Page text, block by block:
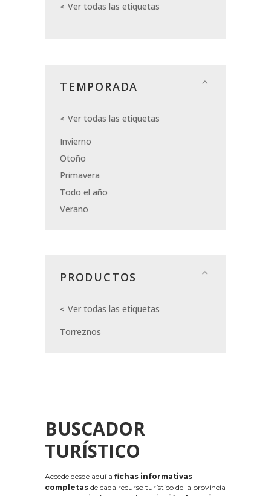
Ver todas las etiquetas
TEMPORADA
Ver todas las etiquetas
Invierno
Otoño
Primavera
Todo el año
Verano
PRODUCTOS
Ver todas las etiquetas
Torreznos
BUSCADOR
TURÍSTICO
Accede desde aquí a fichas informativas
completas de cada recurso turístico de la provincia